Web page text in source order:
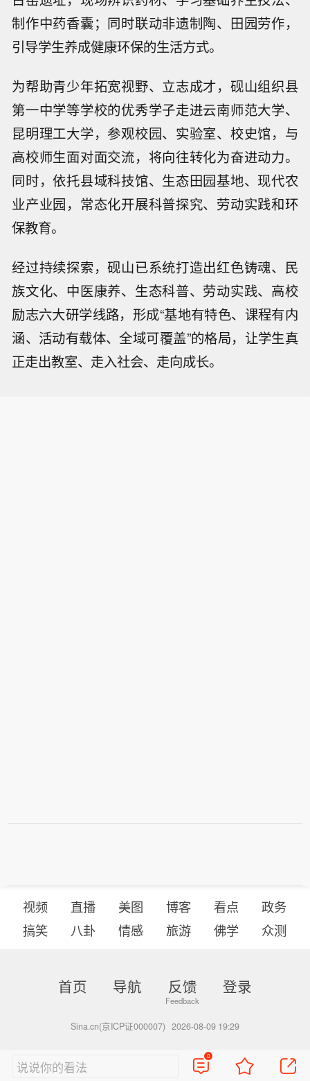
制作中药香囊；同时联动非遗制陶、田园劳作，
引导学生养成健康环保的生活方式。
为帮助青少年拓宽视野、立志成才，砚山组织县
第一中学等学校的优秀学子走进云南师范大学、
昆明理工大学，参观校园、实验室、校史馆，与
高校师生面对面交流，将向往转化为奋进动力。
同时，依托县域科技馆、生态田园基地、现代农
业产业园，常态化开展科普探究、劳动实践和环
保教育。
经过持续探索，砚山已系统打造出红色铸魂、民
族文化、中医康养、生态科普、劳动实践、高校
励志六大研学线路，形成“基地有特色、课程有内
涵、活动有载体、全域可覆盖”的格局，让学生真
正走出教室、走入社会、走向成长。
视频 直播 美图 博客 看点
政务
搞笑
八卦 情感 旅游 佛学 众测
首页 导航 反馈 登录
Sina.cn(京ICP证000007) 2026-08-09 19:29
说说你的看法
0